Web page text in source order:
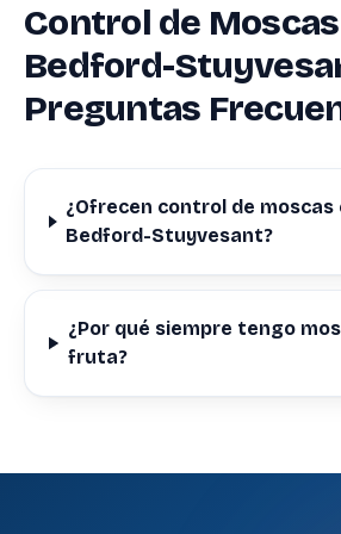
Control de
Bedford-
Preguntas
¿Ofrecen control de moscas
Bedford-Stuyvesant?
¿Por qué siempre tengo
fruta?